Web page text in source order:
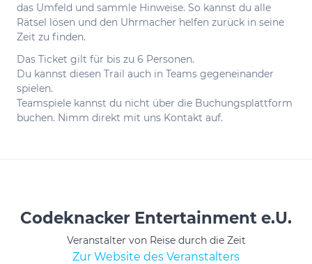
das Umfeld und sammle Hinweise. So kannst du alle
Rätsel lösen und den Uhrmacher helfen zurück in seine
Zeit zu finden.
Das Ticket gilt für bis zu 6 Personen.
Du kannst diesen Trail auch in Teams gegeneinander
spielen.
Teamspiele kannst du nicht über die Buchungsplattform
buchen. Nimm direkt mit uns Kontakt auf.
Codeknacker Entertainment e.U.
Veranstalter von Reise durch die Zeit
Zur Website des Veranstalters